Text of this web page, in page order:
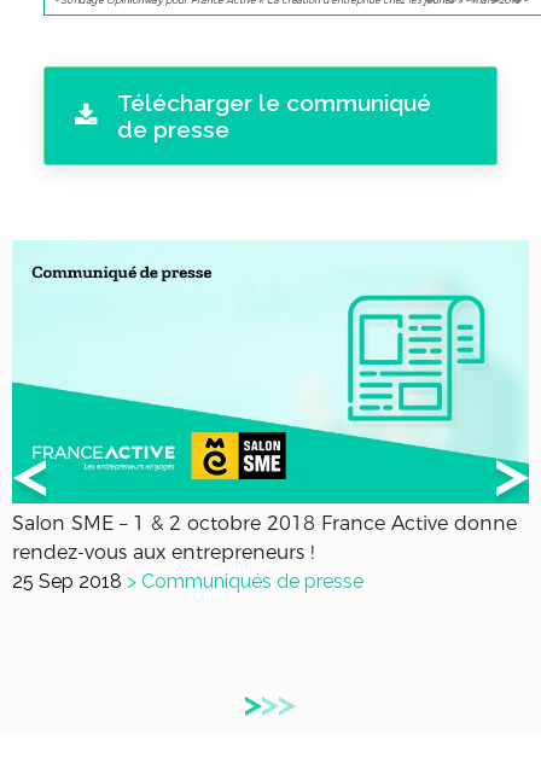
Télécharger le communiqué
de presse
Salon SME – 1 & 2 octobre 2018 France Active donne
rendez-vous aux entrepreneurs !
25 Sep 2018 > Communiqués de presse